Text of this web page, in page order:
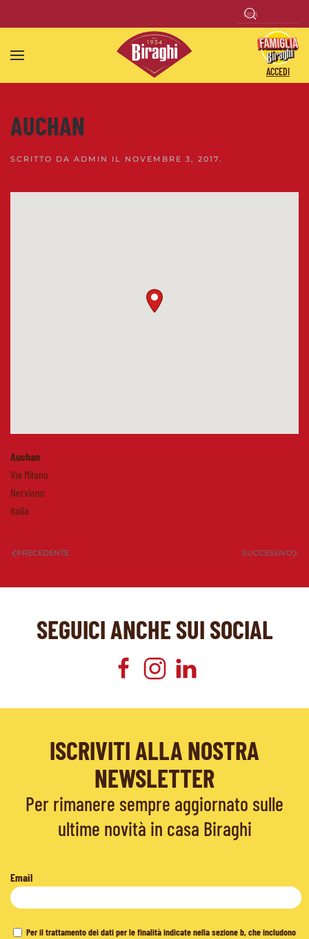
Skip to main content
ACCEDI
AUCHAN
SCRITTO DA ADMIN IL NOVEMBRE 3, 2017.
Auchan
Via Milano
Nerviano
Italia
PRECEDENTE SUCCESSIVO
SEGUICI ANCHE SUI SOCIAL
ISCRIVITI ALLA NOSTRA
NEWSLETTER
Per rimanere sempre aggiornato sulle
ultime novità in casa Biraghi
Email
Per il trattamento dei dati per le finalità indicate nella sezione b, che includono